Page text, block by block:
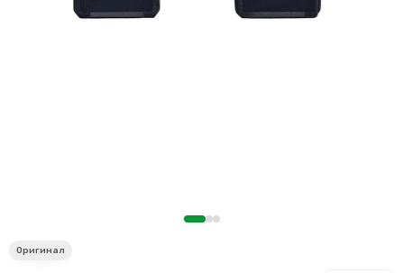
Считыватели, держатели SIM-карты, защелки батареи